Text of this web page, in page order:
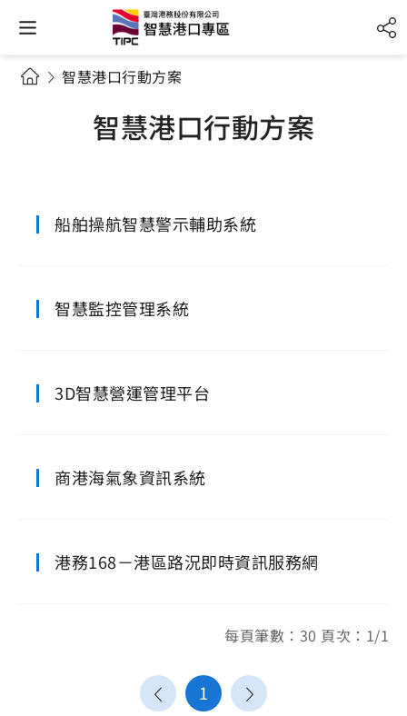
智慧港口行動方案
智慧港口行動方案
船舶操航智慧警示輔助系統
智慧監控管理系統
3D智慧營運管理平台
商港海氣象資訊系統
港務168－港區路況即時資訊服務網
每頁筆數：30 頁次：1/1
1